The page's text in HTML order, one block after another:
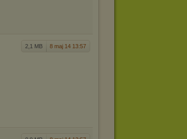
2,1 MB 8 maj 14 13:57